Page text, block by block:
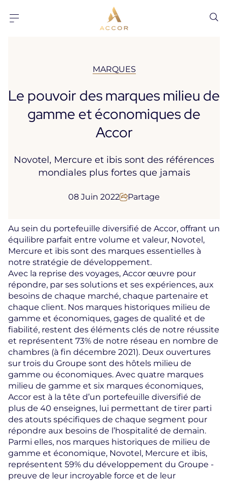
Aller au pied-de-page
MARQUES
Le pouvoir des marques milieu de
gamme et économiques de
Accor
Novotel, Mercure et ibis sont des références
mondiales plus fortes que jamais
08 Juin 2022 Partage
Au sein du portefeuille diversifié de Accor, offrant un
équilibre parfait entre volume et valeur, Novotel,
Mercure et ibis sont des marques essentielles à
notre stratégie de développement.
Avec la reprise des voyages, Accor œuvre pour
répondre, par ses solutions et ses expériences, aux
besoins de chaque marché, chaque partenaire et
chaque client. Nos marques historiques milieu de
gamme et économiques, gages de qualité et de
fiabilité, restent des éléments clés de notre réussite
et représentent 73% de notre réseau en nombre de
chambres (à fin décembre 2021). Deux ouvertures
sur trois du Groupe sont des hôtels milieu de
gamme ou économiques. Avec quatre marques
milieu de gamme et six marques économiques,
Accor est à la tête d’un portefeuille diversifié de
plus de 40 enseignes, lui permettant de tirer parti
des atouts spécifiques de chaque segment pour
répondre aux besoins de l’hospitalité de demain.
Parmi elles, nos marques historiques de milieu de
gamme et économique, Novotel, Mercure et ibis,
représentent 59% du développement du Groupe -
preuve de leur incroyable force et de leur